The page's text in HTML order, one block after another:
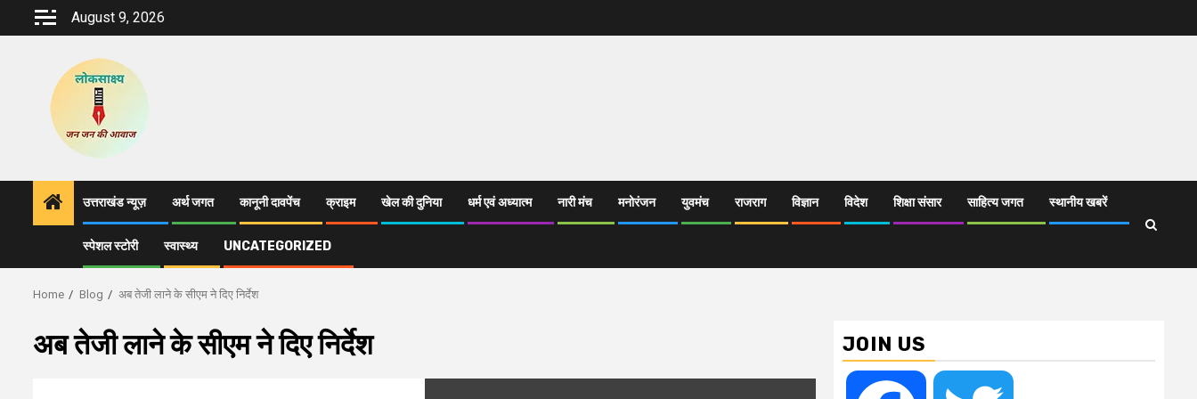
August 9, 2026
उत्तराखंड न्यूज़ अर्थ जगत कानूनी दावपेंच क्राइम खेल की दुनिया धर्म एवं अध्यात्म नारी मंच मनोरंजन युवमंच राजराग विज्ञान विदेश शिक्षा संसार साहित्य जगत स्थानीय खबरें
स्पेशल स्टोरी स्वास्थ्य UNCATEGORIZED
Home Blog अब तेजी लाने के सीएम ने दिए निर्देश
अब तेजी लाने के सीएम ने दिए निर्देश JOIN US